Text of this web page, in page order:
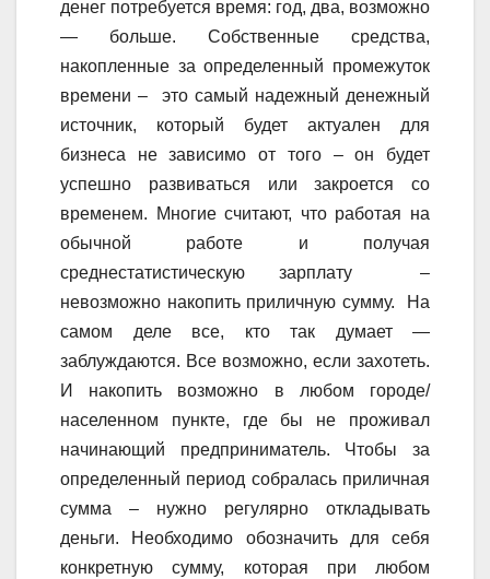
денег потребуется время: год, два, возможно
— больше. Собственные средства,
накопленные за определенный промежуток
времени – это самый надежный денежный
источник, который будет актуален для
бизнеса не зависимо от того – он будет
успешно развиваться или закроется со
временем. Многие считают, что работая на
обычной работе и получая
среднестатистическую зарплату –
невозможно накопить приличную сумму. На
самом деле все, кто так думает —
заблуждаются. Все возможно, если захотеть.
И накопить возможно в любом городе/
населенном пункте, где бы не проживал
начинающий предприниматель. Чтобы за
определенный период собралась приличная
сумма – нужно регулярно откладывать
деньги. Необходимо обозначить для себя
конкретную сумму, которая при любом